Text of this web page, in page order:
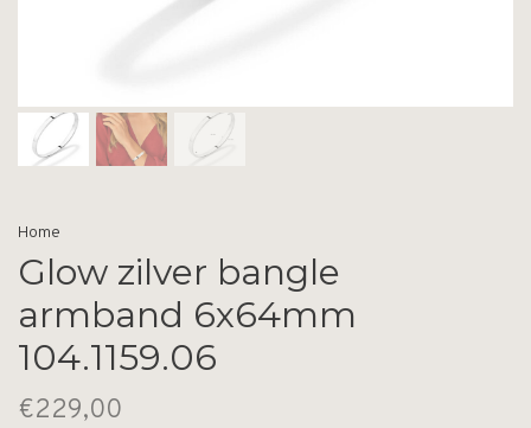
Home
Glow zilver bangle
armband 6x64mm
104.1159.06
€229,00